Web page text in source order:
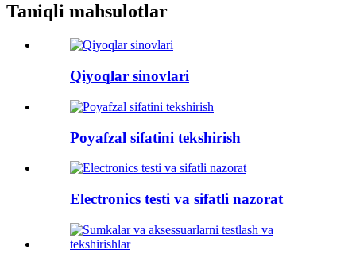
Taniqli mahsulotlar
Qiyoqlar sinovlari
Poyafzal sifatini tekshirish
Electronics testi va sifatli nazorat